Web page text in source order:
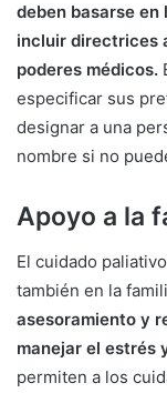
deben basarse en
incluir directrices
poderes médicos.
especificar sus
designar a una
nombre si no
Apoyo a la
El cuidado
también en la
asesoramiento y
manejar el estrés
permiten a los